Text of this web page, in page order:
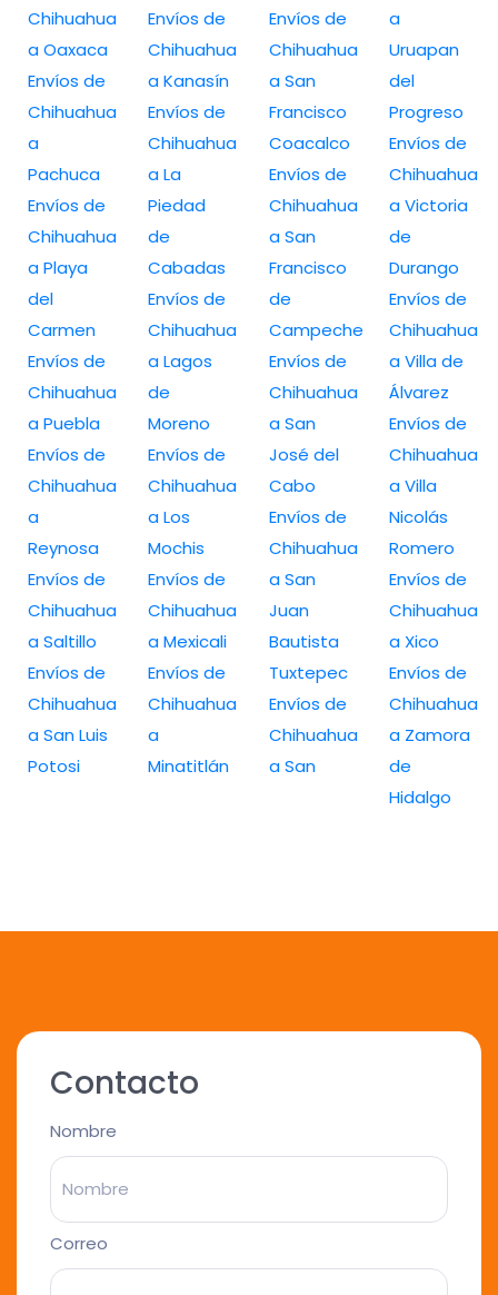
Chihuahua
a Oaxaca
Envíos de
Chihuahua
a
Pachuca
Envíos de
Chihuahua
a Playa
del
Carmen
Envíos de
Chihuahua
a Puebla
Envíos de
Chihuahua
a
Reynosa
Envíos de
Chihuahua
a Saltillo
Envíos de
Chihuahua
a San Luis
Potosi
Envíos de
Chihuahua
a Kanasín
Envíos de
Chihuahua
a La
Piedad
de
Cabadas
Envíos de
Chihuahua
a Lagos
de
Moreno
Envíos de
Chihuahua
a Los
Mochis
Envíos de
Chihuahua
a Mexicali
Envíos de
Chihuahua
a
Minatitlán
Envíos de
Chihuahua
a San
Francisco
Coacalco
Envíos de
Chihuahua
a San
Francisco
de
Campeche
Envíos de
Chihuahua
a San
José del
Cabo
Envíos de
Chihuahua
a San
Juan
Bautista
Tuxtepec
Envíos de
Chihuahua
a San
a
Uruapan
del
Progreso
Envíos de
Chihuahua
a Victoria
de
Durango
Envíos de
Chihuahua
a Villa de
Álvarez
Envíos de
Chihuahua
a Villa
Nicolás
Romero
Envíos de
Chihuahua
a Xico
Envíos de
Chihuahua
a Zamora
de
Hidalgo
Contacto
Nombre
Correo